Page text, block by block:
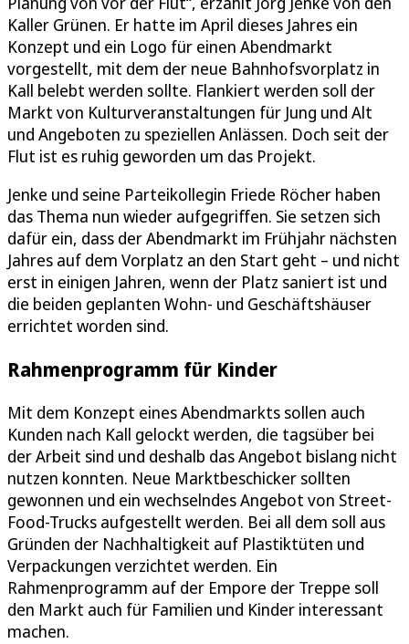
Kaller Grünen. Er hatte im April dieses Jahres ein
Konzept und ein Logo für einen Abendmarkt
vorgestellt, mit dem der neue Bahnhofsvorplatz in
Kall belebt werden sollte. Flankiert werden soll der
Markt von Kulturveranstaltungen für Jung und Alt
und Angeboten zu speziellen Anlässen. Doch seit der
Flut ist es ruhig geworden um das Projekt.
Jenke und seine Parteikollegin Friede Röcher haben
das Thema nun wieder aufgegriffen. Sie setzen sich
dafür ein, dass der Abendmarkt im Frühjahr nächsten
Jahres auf dem Vorplatz an den Start geht – und nicht
erst in einigen Jahren, wenn der Platz saniert ist und
die beiden geplanten Wohn- und Geschäftshäuser
errichtet worden sind.
Rahmenprogramm für Kinder
Mit dem Konzept eines Abendmarkts sollen auch
Kunden nach Kall gelockt werden, die tagsüber bei
der Arbeit sind und deshalb das Angebot bislang nicht
nutzen konnten. Neue Marktbeschicker sollten
gewonnen und ein wechselndes Angebot von Street-
Food-Trucks aufgestellt werden. Bei all dem soll aus
Gründen der Nachhaltigkeit auf Plastiktüten und
Verpackungen verzichtet werden. Ein
Rahmenprogramm auf der Empore der Treppe soll
den Markt auch für Familien und Kinder interessant
machen.